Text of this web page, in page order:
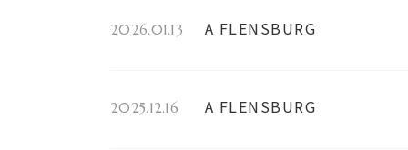
2026.01.13 A FLENSBURG
2025.12.16 A FLENSBURG